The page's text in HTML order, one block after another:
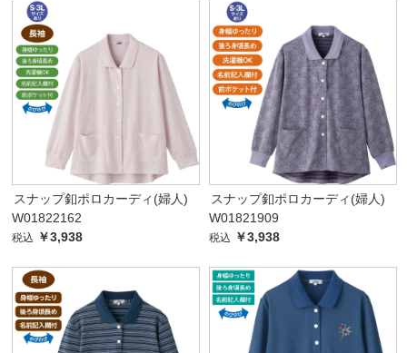
スナップ釦ポロカーディ(婦人)
W01822162
税込 ￥3,938
スナップ釦ポロカーディ(婦人)
W01821909
税込 ￥3,938